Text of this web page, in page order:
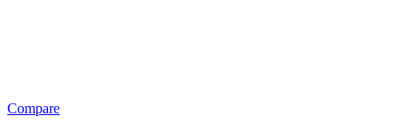
Compare